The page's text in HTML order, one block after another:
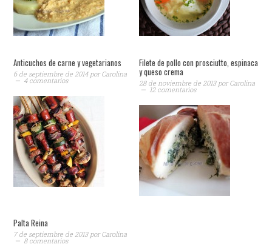
Anticuchos de carne y vegetarianos
6 de septiembre de 2014porCarolina
4 comentarios
Filete de pollo con prosciutto, espinaca
y queso crema
28 de noviembre de 2013porCarolina
12 comentarios
Palta Reina
7 de septiembre de 2013porCarolina
8 comentarios